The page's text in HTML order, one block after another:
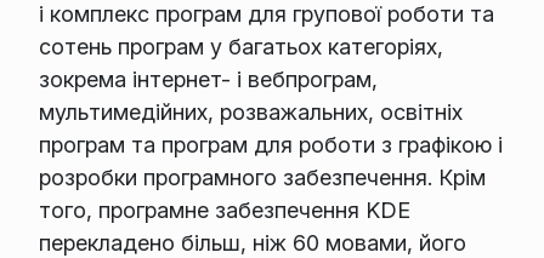
і комплекс програм для групової роботи та
сотень програм у багатьох категоріях,
зокрема інтернет- і вебпрограм,
мультимедійних, розважальних, освітніх
програм та програм для роботи з графікою і
розробки програмного забезпечення. Крім
того, програмне забезпечення KDE
перекладено більш, ніж 60 мовами, його